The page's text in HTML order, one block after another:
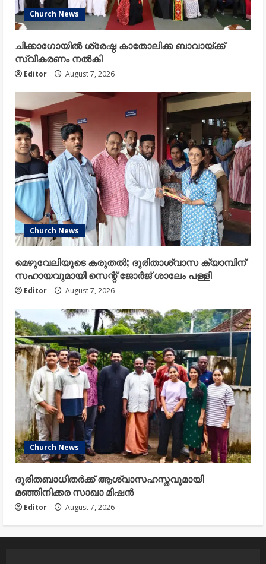
Church News
ചിക്കാഗോയിൽ ശ്രേഷ്ഠ കാതോലിക്ക ബാവായ്ക്ക്
സ്വീകരണം നൽകി
Editor August 7, 2026
Church News
മെഴുവേലിയുടെ കരുതൽ; ദുരിതാശ്വാസ ക്യാമ്പിന്
സഹായവുമായി സെന്റ് ജോർജ് ശാലേം പള്ളി
Editor August 7, 2026
Church News
ദുരിതബാധിതർക്ക് ആശ്വാസഹസ്തവുമായി
മഞ്ഞിനിക്കര സാഖാ മിഷൻ
Editor August 7, 2026